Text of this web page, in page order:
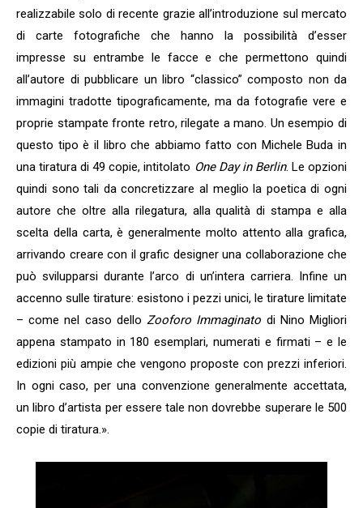
realizzabile solo di recente grazie all’introduzione sul mercato
di carte fotografiche che hanno la possibilità d’esser
impresse su entrambe le facce e che permettono quindi
all’autore di pubblicare un libro “classico” composto non da
immagini tradotte tipograficamente, ma da fotografie vere e
proprie stampate fronte retro, rilegate a mano. Un esempio di
questo tipo è il libro che abbiamo fatto con Michele Buda in
una tiratura di 49 copie, intitolato One Day in Berlin. Le opzioni
quindi sono tali da concretizzare al meglio la poetica di ogni
autore che oltre alla rilegatura, alla qualità di stampa e alla
scelta della carta, è generalmente molto attento alla grafica,
arrivando creare con il grafic designer una collaborazione che
può svilupparsi durante l’arco di un’intera carriera. Infine un
accenno sulle tirature: esistono i pezzi unici, le tirature limitate
– come nel caso delloZooforo Immaginato di Nino Migliori
appena stampato in 180 esemplari, numerati e firmati – e le
edizioni più ampie che vengono proposte con prezzi inferiori.
In ogni caso, per una convenzione generalmente accettata,
un libro d’artista per essere tale non dovrebbe superare le 500
copie di tiratura.».